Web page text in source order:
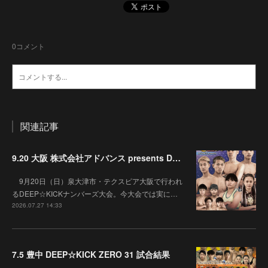
0コメント
関連記事
9.20 大阪 株式会社アドバンス presents DEEP☆KICK 79･80 7月の準決勝を勝ち抜いた6名による-53kg･-65kg･QUEEN-46kgと3つの王座決定戦の開催が決定！
9月20日（日）泉大津市・テクスピア大阪で行われ
るDEEP☆KICKナンバーズ大会。今大会では実に…
2026.07.27 14:33
7.5 豊中 DEEP☆KICK ZERO 31 試合結果